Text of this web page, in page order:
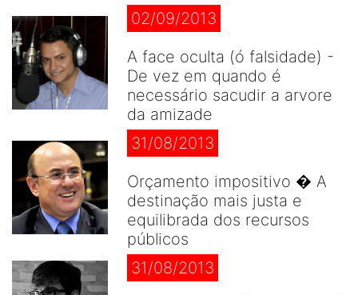
02/09/2013
A face oculta (ó falsidade) -
De vez em quando é
necessário sacudir a arvore
da amizade
31/08/2013
Orçamento impositivo � A
destinação mais justa e
equilibrada dos recursos
públicos
31/08/2013